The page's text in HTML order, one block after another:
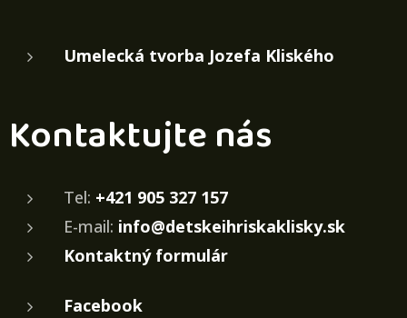
Umelecká tvorba Jozefa Kliského
Kontaktujte nás
Tel: +421 905 327 157
E-mail: info@detskeihriskaklisky.sk
Kontaktný formulár
Facebook